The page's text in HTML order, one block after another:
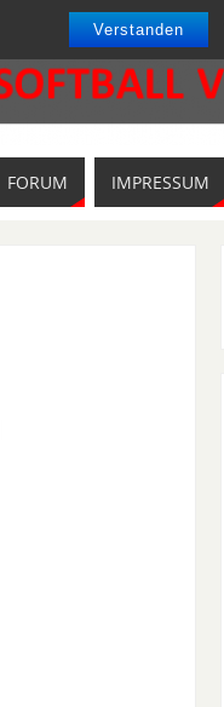
Verstanden
FORUM IMPRESSUM